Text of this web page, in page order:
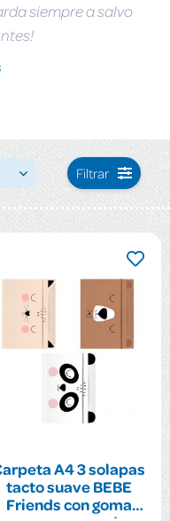
siempre a salvo
Filtrar
A4 3 solapas
tacto suave BEBE
Friends con goma